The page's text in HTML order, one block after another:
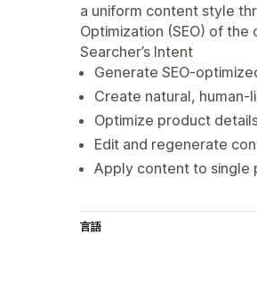
a uniform content style
Optimization (SEO) of
Searcher’s Intent
Generate SEO-
Create natural,
Optimize product
Edit and regenerate
Apply content to single
言語